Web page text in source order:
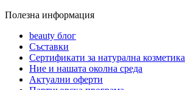
Полезна информация
beauty блог
Съставки
Сертификати за натурална козметика
Ние и нашата околна среда
Актуални оферти